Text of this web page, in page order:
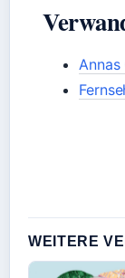
Annas
WEITERE